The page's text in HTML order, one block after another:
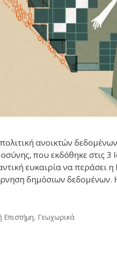
ανοικτών
που εκδόθηκε στις 3
ευκαιρία να περάσει
δημόσιων δεδομένων. Η
Επιστήμη, Γεωχωρικά